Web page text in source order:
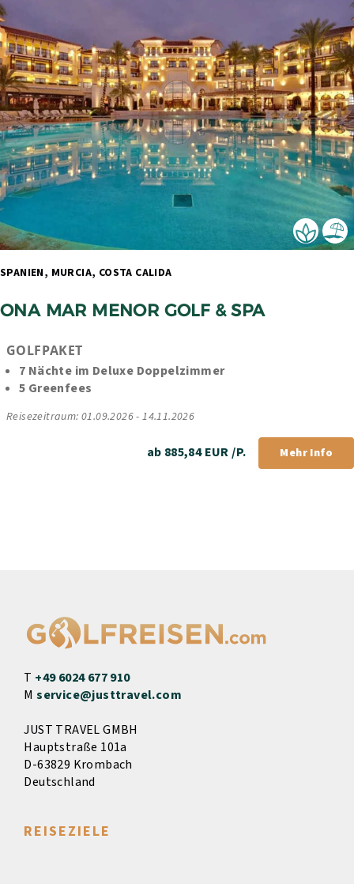
ONA MAR MENOR GOLF & SPA
GOLFPAKET
7 Nächte im Deluxe Doppelzimmer
5 Greenfees
Reisezeitraum: 01.09.2026 - 14.11.2026
ab 885,84 EUR /P. Mehr Info
T +49 6024 677 910
Mservice@justtravel.com
JUST TRAVEL GMBH
Hauptstraße 101a
D-63829 Krombach
Deutschland
REISEZIELE